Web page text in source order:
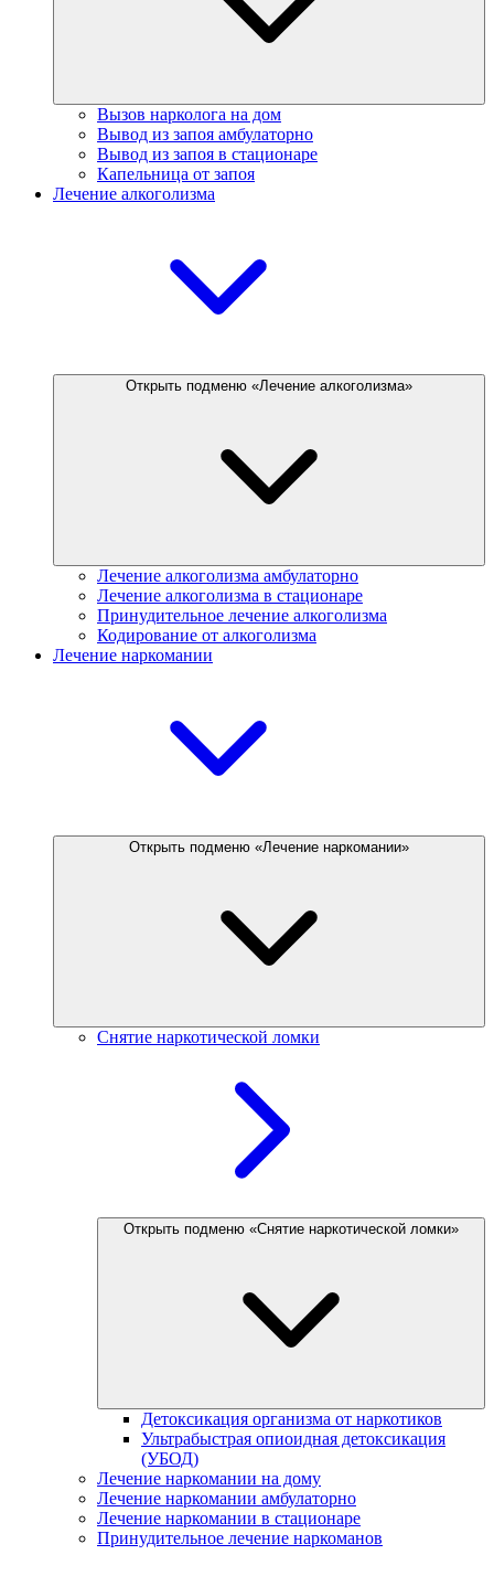
Вызов нарколога на дом
Вывод из запоя амбулаторно
Вывод из запоя в стационаре
Капельница от запоя
Лечение алкоголизма
Открыть подменю «Лечение алкоголизма»
Лечение алкоголизма амбулаторно
Лечение алкоголизма в стационаре
Принудительное лечение алкоголизма
Кодирование от алкоголизма
Лечение наркомании
Открыть подменю «Лечение наркомании»
Снятие наркотической ломки
Открыть подменю «Снятие наркотической ломки»
Детоксикация организма от наркотиков
Ультрабыстрая опиоидная детоксикация
(УБОД)
Лечение наркомании на дому
Лечение наркомании амбулаторно
Лечение наркомании в стационаре
Принудительное лечение наркоманов